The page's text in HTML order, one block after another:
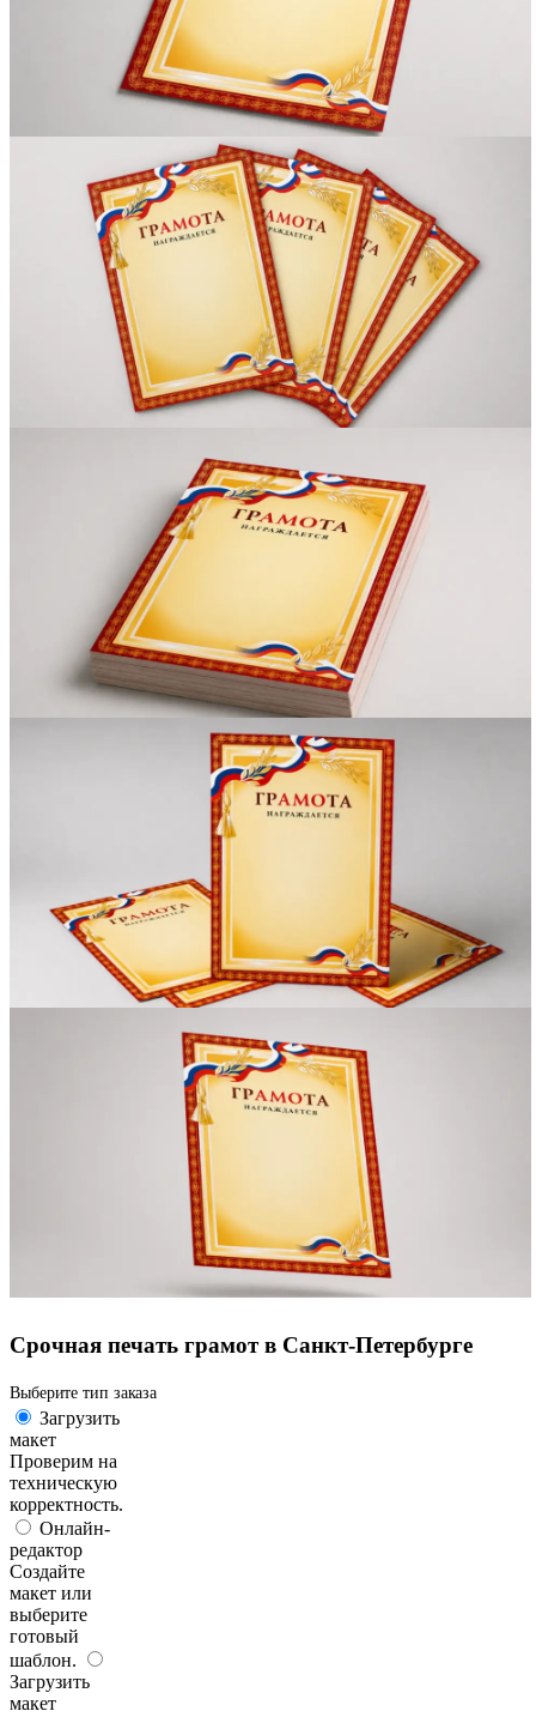
О компании
Написать директору
Арендодателям
Портфолио
Франшиза
Контакты
Срочная печать грамот в Санкт-Петербурге
Выберите тип заказа
Загрузить
макет
Проверим на
техническую
корректность.
Онлайн-
редактор
Создайте
макет или
выберите
готовый
шаблон.
Загрузить
макет